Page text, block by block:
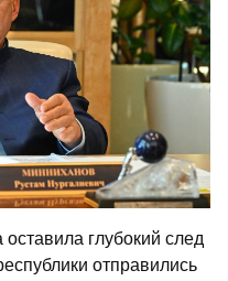
глубокий след
отправились